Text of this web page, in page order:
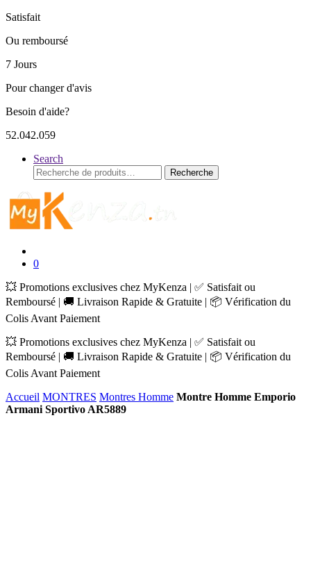
Satisfait
Ou remboursé
7 Jours
Pour changer d'avis
Besoin d'aide?
52.042.059
Search
Recherche
pour :
Recherche
0
💥 Promotions exclusives chez MyKenza | ✅ Satisfait ou
Remboursé | 🚚 Livraison Rapide & Gratuite | 📦 Vérification du
Colis Avant Paiement
💥 Promotions exclusives chez MyKenza | ✅ Satisfait ou
Remboursé | 🚚 Livraison Rapide & Gratuite | 📦 Vérification du
Colis Avant Paiement
Accueil MONTRES Montres Homme Montre Homme Emporio
Armani Sportivo AR5889